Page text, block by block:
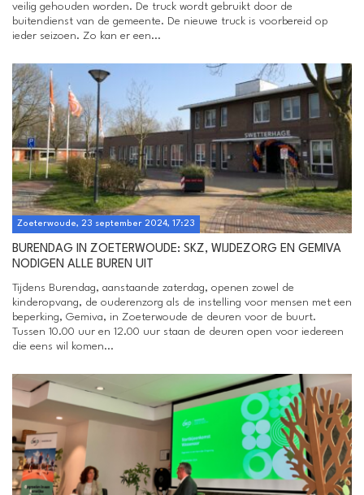
veilig gehouden worden. De truck wordt gebruikt door de
buitendienst van de gemeente. De nieuwe truck is voorbereid op
ieder seizoen. Zo kan er een...
Zoeterwoude, 23 september 2024, 17:23
BURENDAG IN ZOETERWOUDE: SKZ, WIJDEZORG EN GEMIVA
NODIGEN ALLE BUREN UIT
Tijdens Burendag, aanstaande zaterdag, openen zowel de
kinderopvang, de ouderenzorg als de instelling voor mensen met een
beperking, Gemiva, in Zoeterwoude de deuren voor de buurt.
Tussen 10.00 uur en 12.00 uur staan de deuren open voor iedereen
die eens wil komen...